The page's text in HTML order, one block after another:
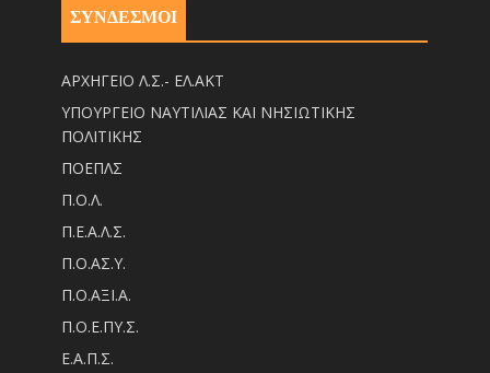
ΣΥΝΔΕΣΜΟΙ
ΑΡΧΗΓΕΙΟ Λ.Σ.- ΕΛ.ΑΚΤ
ΥΠΟΥΡΓΕΙΟ ΝΑΥΤΙΛΙΑΣ ΚΑΙ ΝΗΣΙΩΤΙΚΗΣ
ΠΟΛΙΤΙΚΗΣ
ΠΟΕΠΛΣ
Π.Ο.Λ.
Π.Ε.Α.Λ.Σ.
Π.Ο.ΑΣ.Υ.
Π.Ο.ΑΞΙ.Α.
Π.Ο.Ε.ΠΥ.Σ.
Ε.Α.Π.Σ.